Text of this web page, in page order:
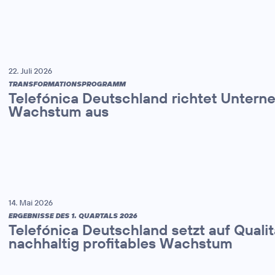
22. Juli 2026
TRANSFORMATIONSPROGRAMM
Telefónica Deutschland richtet
Wachstum aus
14. Mai 2026
ERGEBNISSE DES 1. QUARTALS 2026
Telefónica Deutschland setzt auf
nachhaltig profitables Wachstum